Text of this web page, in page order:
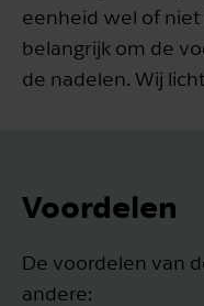
eenheid wel of niet
belangrijk om de
de nadelen. Wij
Voordelen
De voordelen van
andere: